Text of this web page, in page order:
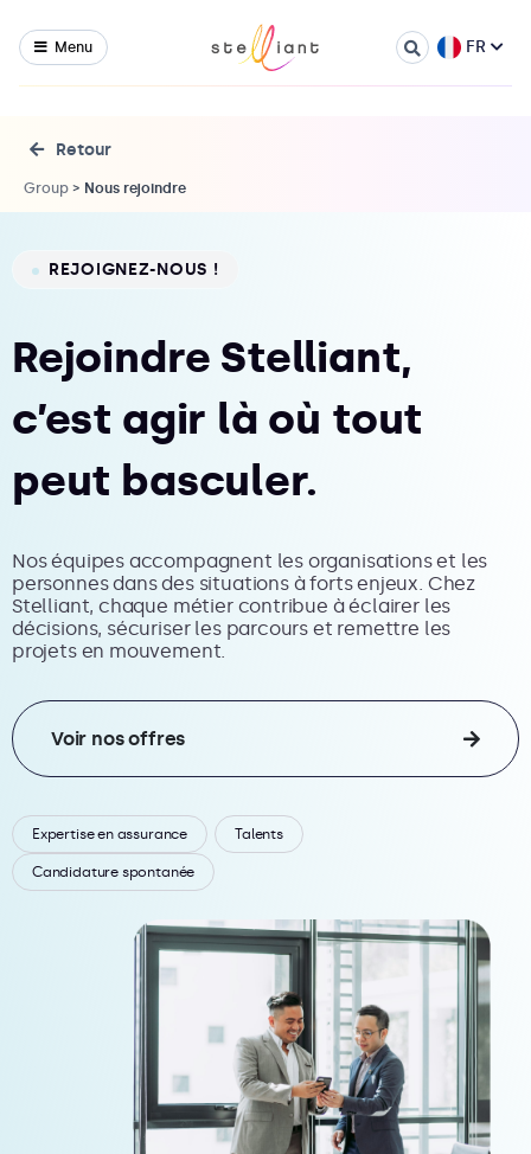
Menu FR
Retour
Group > Nous rejoindre
REJOIGNEZ-NOUS !
Rejoindre Stelliant,
c’est agir là où tout
peut basculer.
Nos équipes accompagnent les organisations et les
personnes dans des situations à forts enjeux. Chez
Stelliant, chaque métier contribue à éclairer les
décisions, sécuriser les parcours et remettre les
projets en mouvement.
Voir nos offres
Expertise en assurance Talents
Candidature spontanée